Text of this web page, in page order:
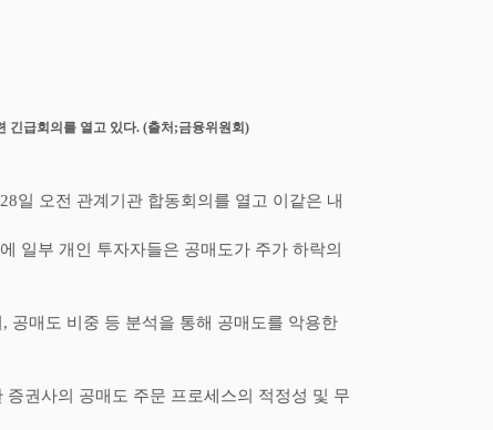
긴급회의를 열고 있다. (출처;금융위원회)
28일 오전 관계기관 합동회의를 열고 이같은 내
일부 개인 투자자들은 공매도가 주가 하락의
, 공매도 비중 등 분석을 통해 공매도를 악용한
증권사의 공매도 주문 프로세스의 적정성 및 무